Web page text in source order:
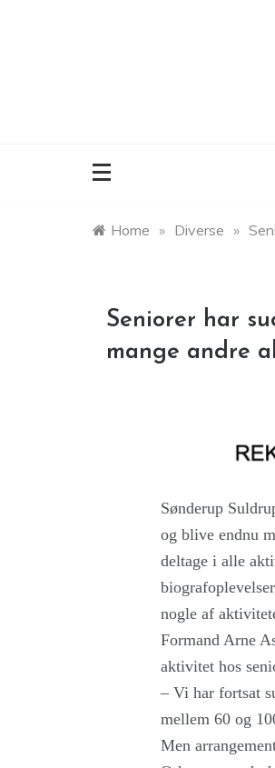
Home » Diverse »
Seniorer har
mange andre
Sønderup
og blive endnu
deltage i alle
nogle af
Formand Arne
aktivitet hos
– Vi har fortsat
mellem 60 og
Men